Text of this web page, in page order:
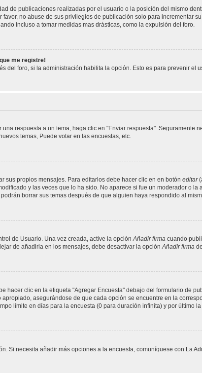
de publicaciones realizadas por el usuario o la posición del mismo
no abuse de sus privilegios de publicación solo para incrementar
incluso a tomar medidas mas drásticas, como la expulsión del foro.
me registre!
del foro, si la administración habilita la opción. Esto es para prevenir el
respuesta a un tema, haga clic en "Enviar respuesta". Seguramente
temas, Puede votar en las encuestas, etc.
sus propios mensajes. Para editarlos debe hacer clic en en botón editar
y las veces que lo ha sido. No aparece si fue un moderador o
borrar sus temas después de que alguien haya respondido al
de Usuario. Una vez creada, active la opciónAñadir firmacuando
de añadirla en los mensajes, debe desactivar la opciónAñadir firma
hacer clic en la etiqueta "Agregar Encuesta" debajo del formulario de
asegurándose de que cada opción se encuentre en la
límite en días para la encuesta (0 para duración infinita) y por último
Si necesita añadir más opciones a la encuesta, comuníquese con La